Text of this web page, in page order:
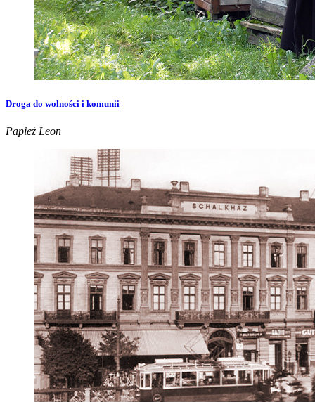
Droga do wolności i komunii
Papież Leon